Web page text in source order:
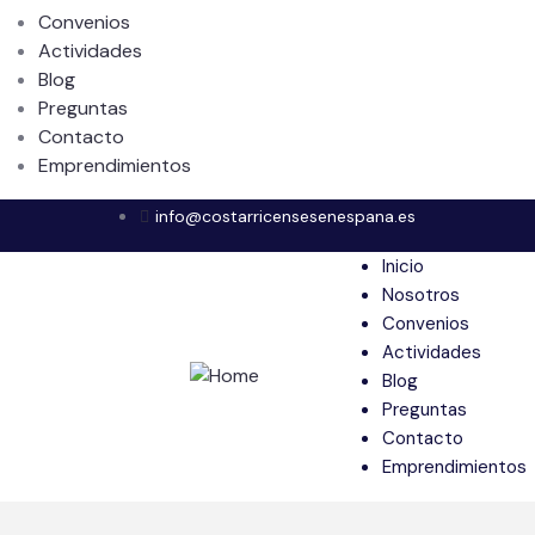
Convenios
Actividades
Blog
Preguntas
Contacto
Emprendimientos
info@costarricensesenespana.es
Inicio
Nosotros
Convenios
Actividades
Blog
Preguntas
Contacto
Emprendimientos